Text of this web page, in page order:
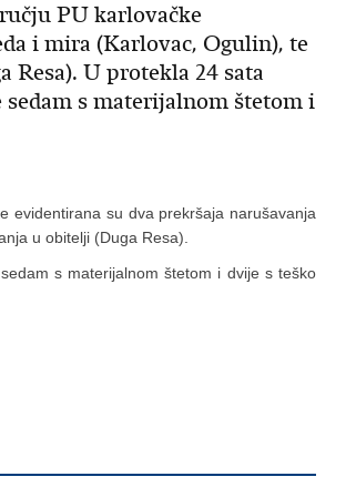
PU karlovačke
i mira (Karlovac, Ogulin), te
U protekla 24 sata
s materijalnom štetom i
evidentirana su dva prekršaja narušavanja
u obitelji (Duga Resa).
s materijalnom štetom i dvije s teško